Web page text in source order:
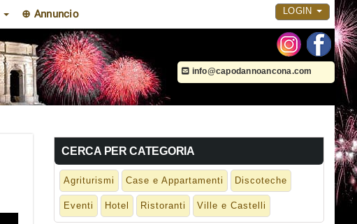
⊕ Annuncio LOGIN
info@capodannoancona.com
CERCA PER CATEGORIA
Agriturismi Case e Appartamenti Discoteche
Eventi Hotel Ristoranti Ville e Castelli